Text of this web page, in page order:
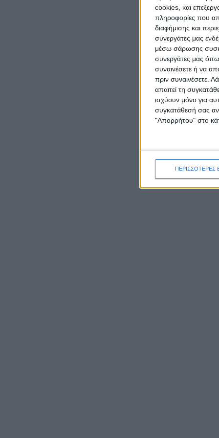
cookies, και
πληροφορίες που
διαφήμισης και
συνεργάτες μας
μέσω σάρωσης
συνεργάτες μας
συναινέσετε ή να
πριν συναινέσετε.
απαιτεί τη
ισχύουν μόνο για
συγκατάθεσή σας
"Απορρήτου" στο
ΠΕΡΙΣΣΟΤΕΡΕΣ